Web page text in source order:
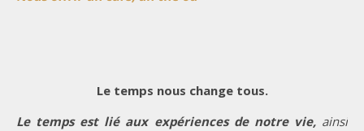
Le temps nous change tous.
Le temps est lié aux expériences de notre vie, ainsi